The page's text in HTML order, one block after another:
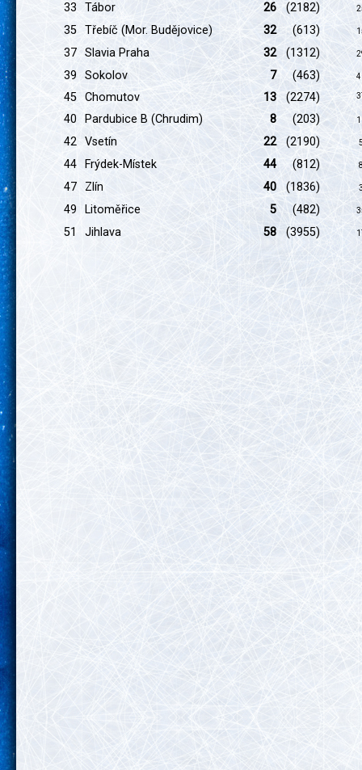
33 Tábor 26 (2182)
35 Třebíč (Mor. Budějovice) 32 (613)
37 Slavia Praha 32(1312)
39 Sokolov 7(463)
45 Chomutov 13(2274)
40 Pardubice B (Chrudim) 8 (203)
42 Vsetín 22(2190)
44 Frýdek-Místek 44 (812)
47 Zlín 40 (1836)
49 Litoměřice 5 (482)
51 Jihlava 58 (3955)